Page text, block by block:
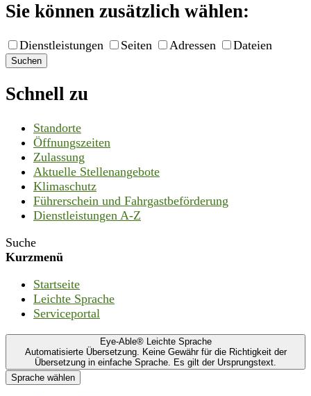
Sie können zusätzlich wählen:
Dienstleistungen Seiten Adressen Dateien
Suchen
Schnell zu
Standorte
Öffnungszeiten
Zulassung
Aktuelle Stellenangebote
Klimaschutz
Führerschein und Fahrgastbeförderung
Dienstleistungen A-Z
Suche
Kurzmenü
Startseite
Leichte Sprache
Serviceportal
Eye-Able® Leichte Sprache
Automatisierte Übersetzung. Keine Gewähr für die Richtigkeit der
Übersetzung in einfache Sprache. Es gilt der Ursprungstext.
Sprache wählen